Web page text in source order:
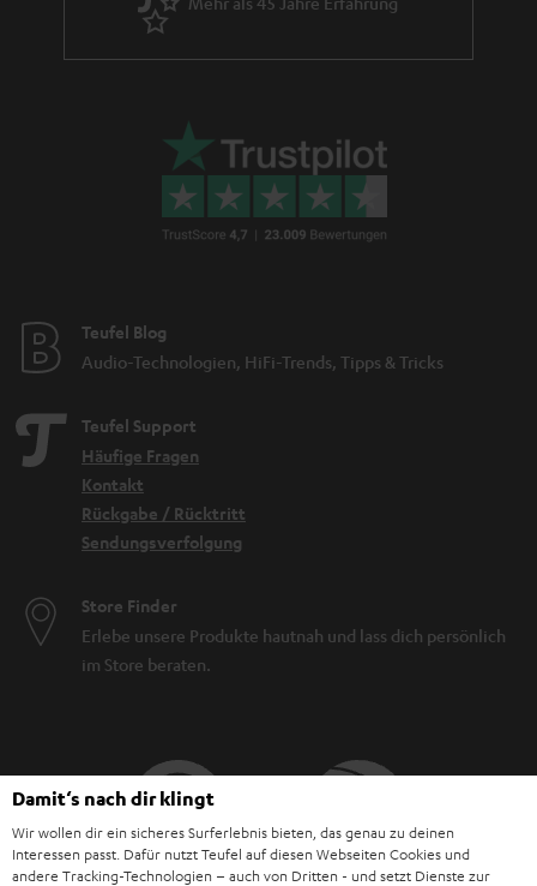
Teufel Blog
Audio-Technologien, HiFi-Trends, Tipps & Tricks
Teufel Support
Häufige Fragen
Kontakt
Rückgabe / Rücktritt
Sendungsverfolgung
Store Finder
Erlebe unsere Produkte hautnah und lass dich persönlich
im Store beraten.
Damit‘s nach dir klingt
Wir wollen dir ein sicheres Surferlebnis bieten, das genau zu deinen
Interessen passt. Dafür nutzt Teufel auf diesen Webseiten Cookies und
andere Tracking-Technologien – auch von Dritten - und setzt Dienste zur